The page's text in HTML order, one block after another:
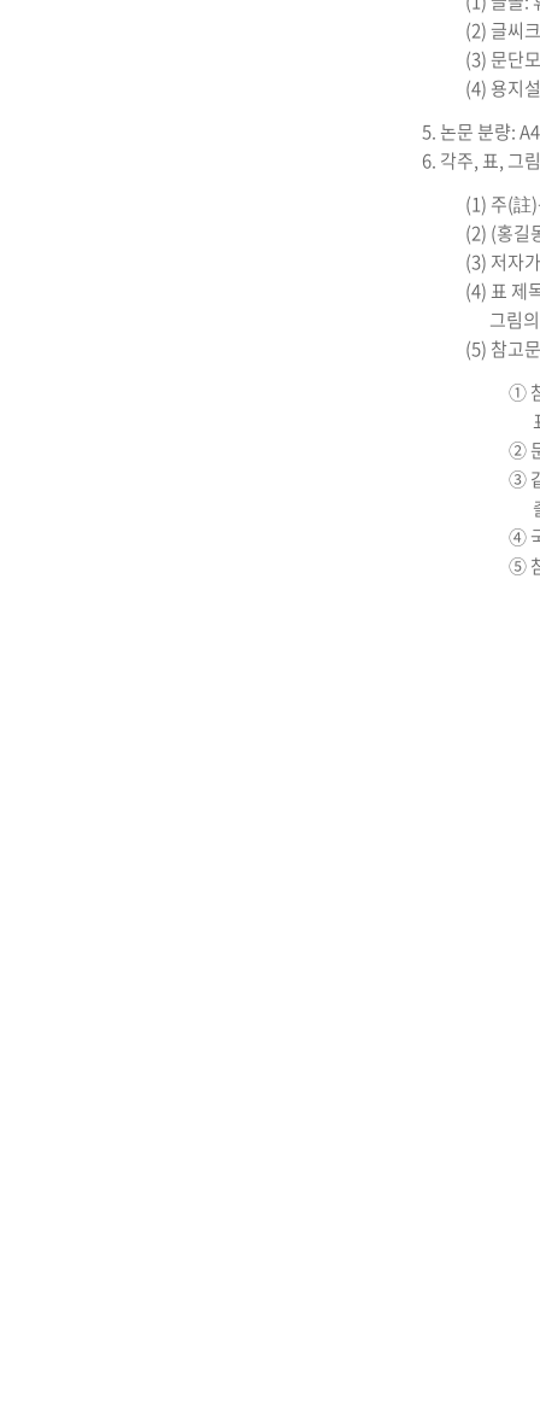
(2) 글씨
(3) 문단
(4) 용지
5. 논문 분량:
6. 각주, 표, 그
(1) 주(註
(2) (홍길
(3) 저자
(4) 표 제
그림
(5) 참고
①
②
③
④
⑤